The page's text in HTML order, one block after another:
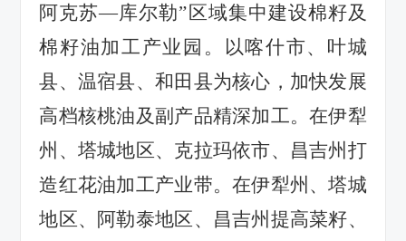
阿克苏—库尔勒”区域集中建设棉籽及
棉籽油加工产业园。以喀什市、叶城
县、温宿县、和田县为核心，加快发展
高档核桃油及副产品精深加工。在伊犁
州、塔城地区、克拉玛依市、昌吉州打
造红花油加工产业带。在伊犁州、塔城
地区、阿勒泰地区、昌吉州提高菜籽、